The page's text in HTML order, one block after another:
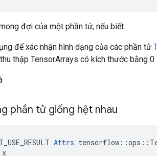
đợi của một phần tử, nếu biết.
để xác nhận hình dạng của các phần tử
thập TensorArrays có kích thước bằng 0
phần tử giống hệt nhau
Attrs
x